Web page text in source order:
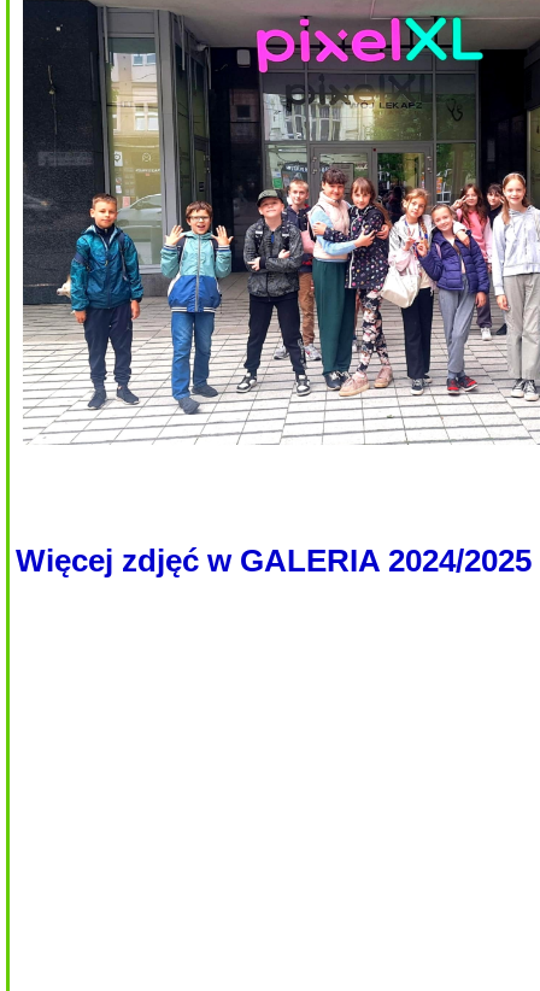
Więcej zdjęć w GALERIA 2024/2025